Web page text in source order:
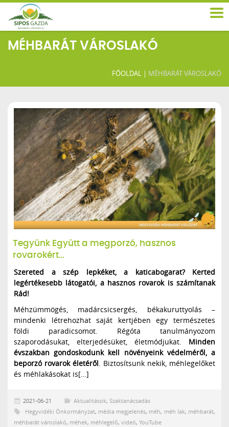
MÉHBARÁT VÁROSLAKÓ
FŐOLDAL | MÉHBARÁT VÁROSLAKÓ
Tegyünk Együtt a megporzó, hasznos
rovarokért…
Szereted a szép lepkéket, a katicabogarat? Kerted
legértékesebb látogatói, a hasznos rovarok is számítanak
Rád!
Méhzümmögés, madárcsicsergés, békakuruttyolás –
mindenki létrehozhat saját kertjében egy természetes
földi paradicsomot. Régóta tanulmányozom
szaporodásukat, elterjedésüket, életmódjukat. Minden
évszakban gondoskodunk kell növényeink védelméről, a
beporzó rovarok életéről. Biztosítsunk nekik, méhlegelőket
és méhlakásokat is[…]
2021-06-21 Aktualitások, Szaktanácsadás
Hegyvidéki Önkormányzat, média megjelenés, méh, méh lak, méhbarát,
méhbarát városlakó, méhek, méhlegelő, videó, YouTube